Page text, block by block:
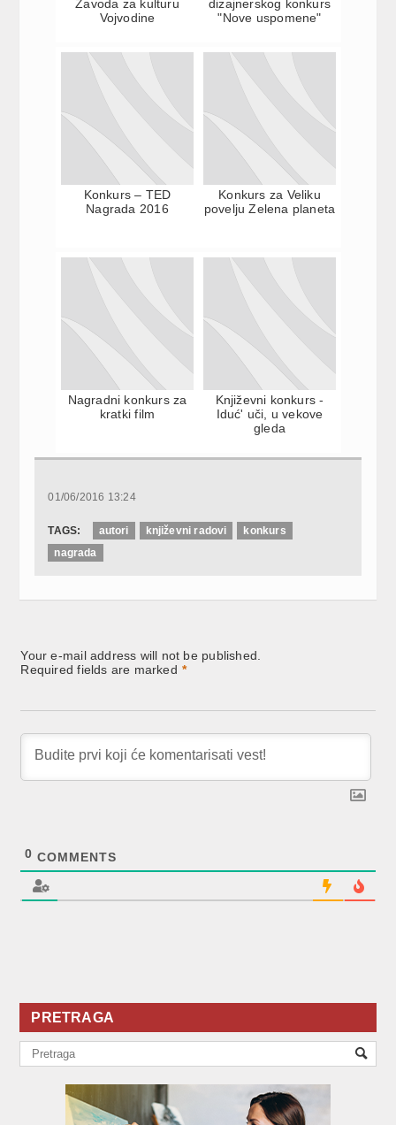
Zavoda za kulturu
Vojvodine
dizajnerskog konkurs
"Nove uspomene"
Konkurs – TED
Nagrada 2016
Konkurs za Veliku
povelju Zelena planeta
Nagradni konkurs za
kratki film
Književni konkurs -
Iduć' uči, u vekove
gleda
01/06/2016 13:24
TAGS: autori književni radovi
konkurs
nagrada
Your e-mail address will not be published.
Required fields are marked *
0 COMMENTS
PRETRAGA